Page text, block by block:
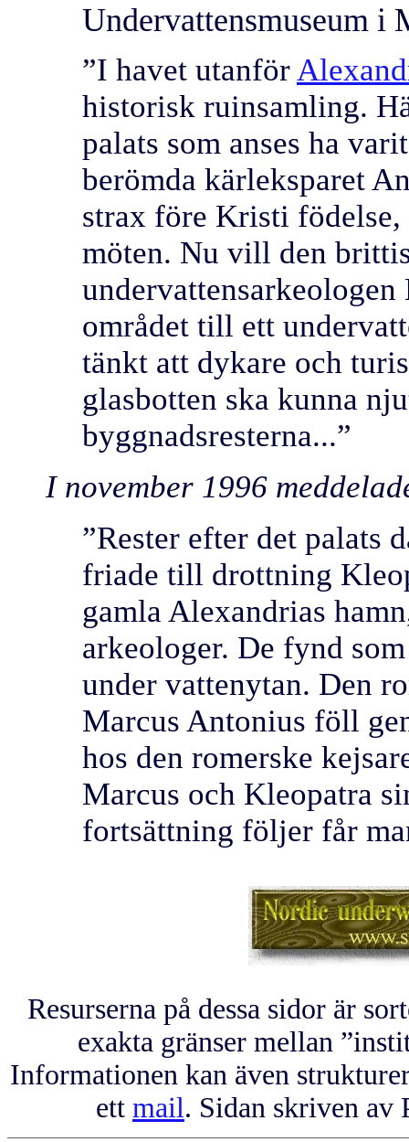
Undervattensmuseum i
”I havet utanför
historisk ruinsamling.
palats som anses ha
berömda kärleksparet
strax före Kristi födelse,
möten. Nu vill den
området till ett
tänkt att dykare och
glasbotten ska kunna
byggnadsresterna...”
I november 1996
”Rester efter det palats
friade till drottning
gamla Alexandrias
arkeologer. De fynd
under vattenytan. Den
Marcus Antonius föll
hos den romerske
Marcus och Kleopatra
fortsättning följer får
Resurserna på dessa sidor är
exakta gränser mellan
Informationen kan även
ett mail. Sidan skriven av